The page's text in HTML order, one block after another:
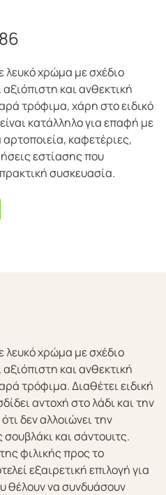
χρώμα με σχέδιο
και ανθεκτική
τρόφιμα, χάρη στο ειδικό
κατάλληλο για επαφή με
αρτοποιεία, καφετέριες,
εστίασης που
συσκευασία.
χρώμα με σχέδιο
και ανθεκτική
τρόφιμα. Διαθέτει ειδική
αντοχή στο λάδι και την
δεν αλλοιώνει την
και σάντουιτς.
φιλικής προς το
εξαιρετική επιλογή για
θέλουν να συνδυάσουν